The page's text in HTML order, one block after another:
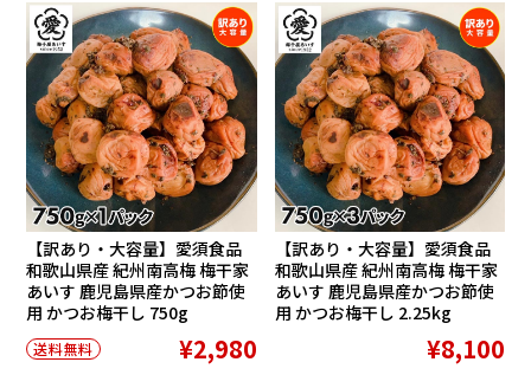
【訳あり・大容量】愛須食品
和歌山県産 紀州南高梅 梅干家
あいす 鹿児島県産かつお節使
用 かつお梅干し 750g
送料無料 ¥2,980
【訳あり・大容量】愛須食品
和歌山県産 紀州南高梅 梅干家
あいす 鹿児島県産かつお節使
用 かつお梅干し 2.25kg
¥8,100